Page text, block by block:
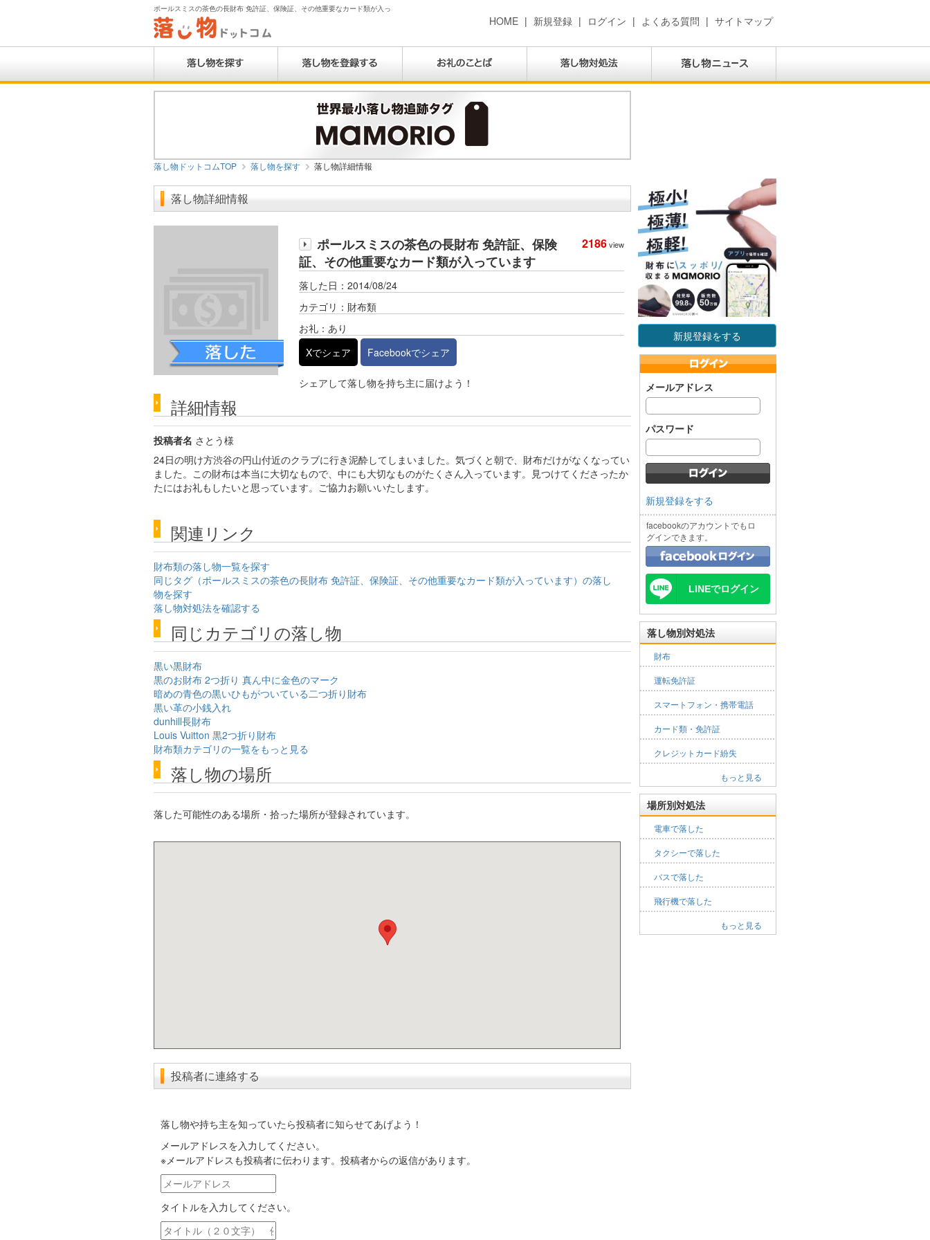
ポールスミスの茶色の長財布 免許証、保険証、その他重要なカード類が入っ
HOME | 新規登録 | ログイン | よくある質問 | サイトマップ
落し物ドットコムTOP 落し物を探す 落し物詳細情報
新規登録をする
メールアドレス
パスワード
新規登録をする
facebookのアカウントでもロ
グインできます。
LINEでログイン
落し物別対処法
財布
運転免許証
スマートフォン・携帯電話
カード類・免許証
クレジットカード紛失
もっと見る
場所別対処法
電車で落した
タクシーで落した
バスで落した
飛行機で落した
もっと見る
落し物詳細情報
2186view
ポールスミスの茶色の長財布 免許証、保険
証、その他重要なカード類が入っています
落した日：2014/08/24
カテゴリ：財布類
お礼：あり
Xでシェア
Facebookでシェア
シェアして落し物を持ち主に届けよう！
詳細情報
投稿者名 さとう様
24日の明け方渋谷の円山付近のクラブに行き泥酔してしまいました。気づくと朝で、財布だけがなくなってい
ました。この財布は本当に大切なもので、中にも大切なものがたくさん入っています。見つけてくださったか
たにはお礼もしたいと思っています。ご協力お願いいたします。
関連リンク
財布類の落し物一覧を探す
同じタグ（ポールスミスの茶色の長財布 免許証、保険証、その他重要なカード類が入っています）の落し
物を探す
落し物対処法を確認する
同じカテゴリの落し物
黒い黒財布
黒のお財布 2つ折り 真ん中に金色のマーク
暗めの青色の黒いひもがついている二つ折り財布
黒い革の小銭入れ
dunhill長財布
Louis Vuitton 黒2つ折り財布
財布類カテゴリの一覧をもっと見る
落し物の場所
落した可能性のある場所・拾った場所が登録されています。
投稿者に連絡する
落し物や持ち主を知っていたら投稿者に知らせてあげよう！
メールアドレスを入力してください。
※メールアドレスも投稿者に伝わります。投稿者からの返信があります。
メ
ー
ル
ア
タイトルを入力してください。
タ